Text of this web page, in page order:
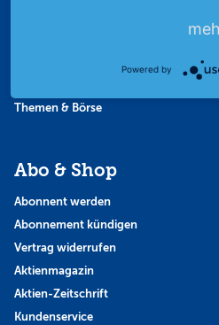
Themen & Börse
Abo & Shop
Abonnent werden
Abonnement kündigen
Vertrag widerrufen
Aktienmagazin
Aktien-Zeitschrift
Kundenservice
Powered by